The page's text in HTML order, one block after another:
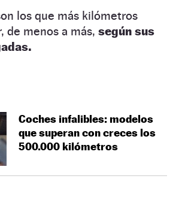
los que más kilómetros
de menos a más, según sus
Coches infalibles: modelos
que superan con creces los
500.000 kilómetros